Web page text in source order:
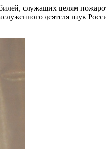
служащих целям
деятеля наук